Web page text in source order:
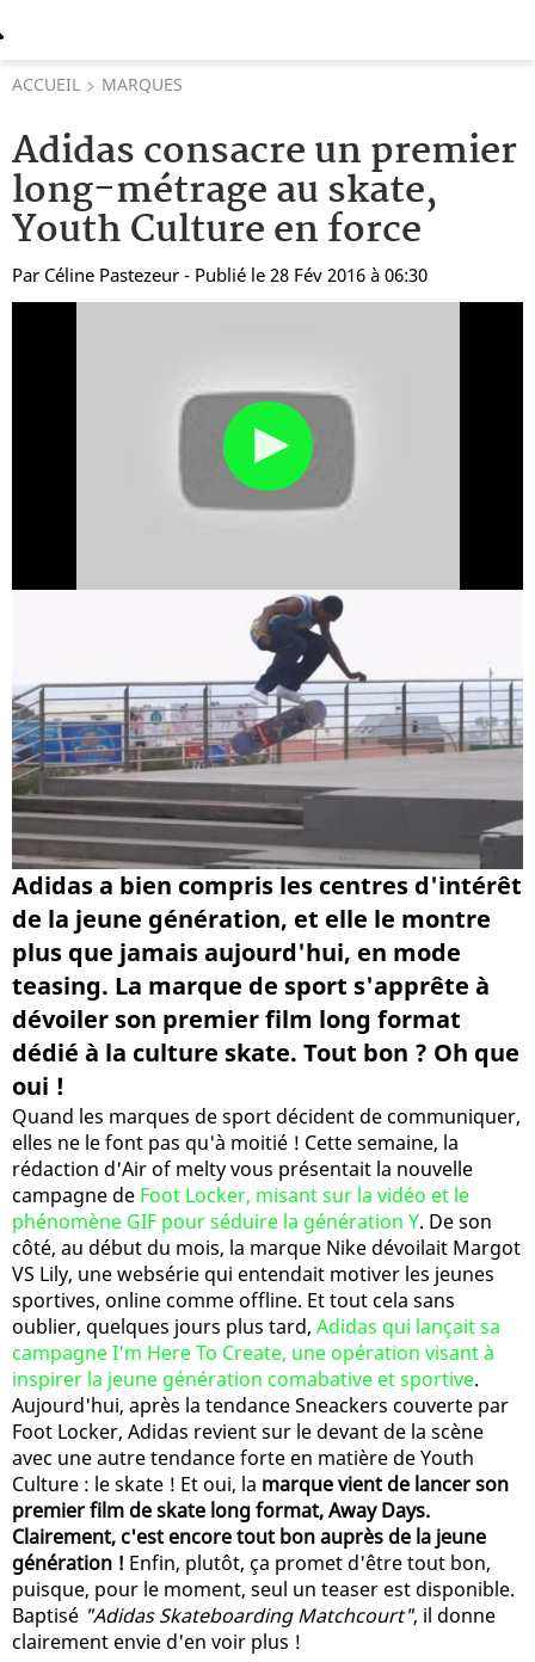
ACCUEIL MARQUES
Adidas consacre un premier
long-métrage au skate,
Youth Culture en force
Par Céline Pastezeur - Publié le 28 Fév 2016 à 06:30
Adidas a bien compris les centres d'intérêt
de la jeune génération, et elle le montre
plus que jamais aujourd'hui, en mode
teasing. La marque de sport s'apprête à
dévoiler son premier film long format
dédié à la culture skate. Tout bon ? Oh que
oui !
Quand les marques de sport décident de communiquer,
elles ne le font pas qu'à moitié ! Cette semaine, la
rédaction d'Air of melty vous présentait la nouvelle
campagne de Foot Locker, misant sur la vidéo et le
phénomène GIF pour séduire la génération Y. De son
côté, au début du mois, la marque Nike dévoilait Margot
VS Lily, une websérie qui entendait motiver les jeunes
sportives, online comme offline. Et tout cela sans
oublier, quelques jours plus tard, Adidas qui lançait sa
campagne I'm Here To Create, une opération visant à
inspirer la jeune génération comabative et sportive.
Aujourd'hui, après la tendance Sneackers couverte par
Foot Locker, Adidas revient sur le devant de la scène
avec une autre tendance forte en matière de Youth
Culture : le skate ! Et oui, la marque vient de lancer son
premier film de skate long format, Away Days.
Clairement, c'est encore tout bon auprès de la jeune
génération ! Enfin, plutôt, ça promet d'être tout bon,
puisque, pour le moment, seul un teaser est disponible.
Baptisé "Adidas Skateboarding Matchcourt", il donne
clairement envie d'en voir plus !